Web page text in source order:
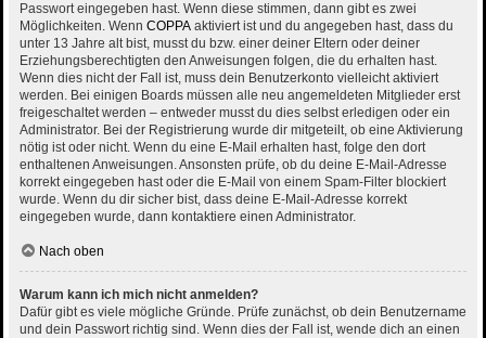
Passwort eingegeben hast. Wenn diese stimmen, dann gibt es zwei
Möglichkeiten. Wenn COPPA aktiviert ist und du angegeben hast, dass du
unter 13 Jahre alt bist, musst du bzw. einer deiner Eltern oder deiner
Erziehungsberechtigten den Anweisungen folgen, die du erhalten hast.
Wenn dies nicht der Fall ist, muss dein Benutzerkonto vielleicht aktiviert
werden. Bei einigen Boards müssen alle neu angemeldeten Mitglieder erst
freigeschaltet werden – entweder musst du dies selbst erledigen oder ein
Administrator. Bei der Registrierung wurde dir mitgeteilt, ob eine Aktivierung
nötig ist oder nicht. Wenn du eine E-Mail erhalten hast, folge den dort
enthaltenen Anweisungen. Ansonsten prüfe, ob du deine E-Mail-Adresse
korrekt eingegeben hast oder die E-Mail von einem Spam-Filter blockiert
wurde. Wenn du dir sicher bist, dass deine E-Mail-Adresse korrekt
eingegeben wurde, dann kontaktiere einen Administrator.
Nach oben
Warum kann ich mich nicht anmelden?
Dafür gibt es viele mögliche Gründe. Prüfe zunächst, ob dein Benutzername
und dein Passwort richtig sind. Wenn dies der Fall ist, wende dich an einen